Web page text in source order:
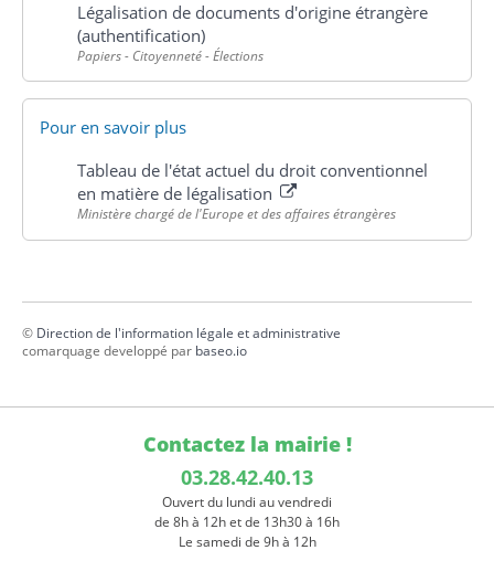
Légalisation de documents d'origine étrangère
(authentification)
Papiers - Citoyenneté - Élections
Pour en savoir plus
Tableau de l'état actuel du droit conventionnel
en matière de légalisation
Ministère chargé de l'Europe et des affaires étrangères
© Direction de l'information légale et administrative
comarquage developpé par baseo.io
Contactez la mairie !
03.28.42.40.13
Ouvert du lundi au vendredi
de 8h à 12h et de 13h30 à 16h
Le samedi de 9h à 12h